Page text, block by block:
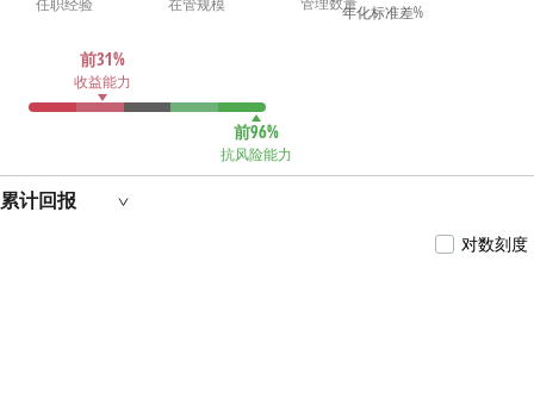
资基金基金经理,闫思倩女士具备基金从业资
任职经验 在管规模
前31%
收益能力
前96%
抗风险能力
年化标准差%
累计回报
对数刻度